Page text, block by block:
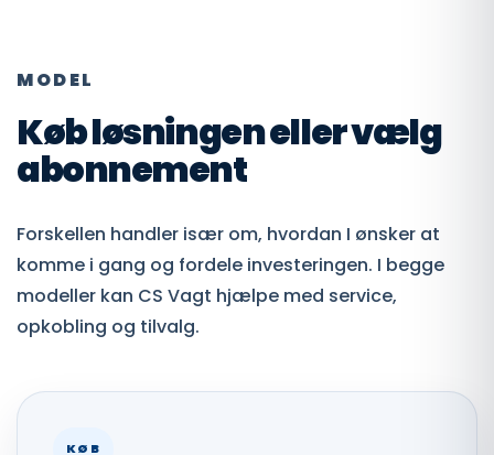
MODEL
Køb løsningen eller vælg
abonnement
Forskellen handler især om, hvordan I ønsker at
komme i gang og fordele investeringen. I begge
modeller kan CS Vagt hjælpe med service,
opkobling og tilvalg.
KØB